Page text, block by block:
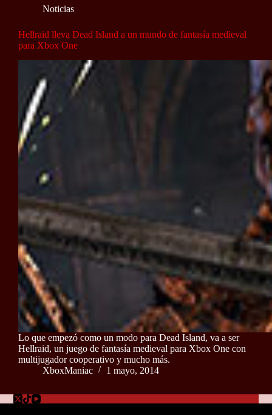
Noticias
Hellraid lleva Dead Island a un mundo de fantasía medieval
para Xbox One
Lo que empezó como un modo para Dead Island, va a ser
Hellraid, un juego de fantasía medieval para Xbox One con
multijugador cooperativo y mucho más.
XboxManiac
1 mayo, 2014